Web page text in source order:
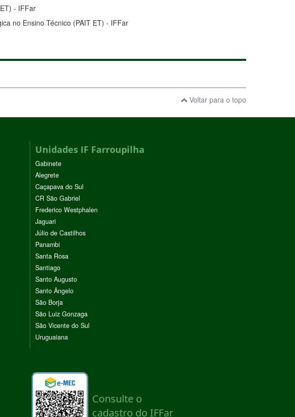
- IFFar
no Ensino Técnico (PAIT ET) - IFFar
Voltar para o topo
Unidades IF Farroupilha
Gabinete
Alegrete
Caçapava do Sul
CR São Gabriel
Frederico Westphalen
Jaguari
Júlio de Castilhos
Panambi
Santa Rosa
Santiago
Santo Augusto
Santo Ângelo
São Borja
São Luiz Gonzaga
São Vicente do Sul
Uruguaiana